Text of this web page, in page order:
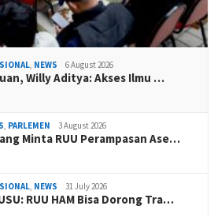
, NEWS 6 August 2026
Willy Aditya: Akses Ilmu …
, PARLEMEN 3 August 2026
Minta RUU Perampasan Ase…
, NEWS 31 July 2026
RUU HAM Bisa Dorong Tra…